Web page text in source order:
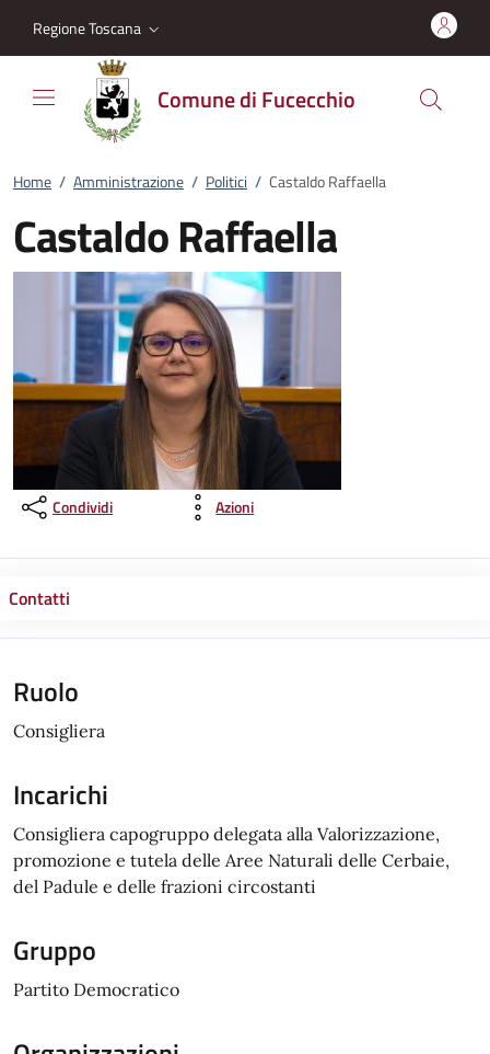
Regione Toscana
Comune di Fucecchio
Home / Amministrazione / Politici / Castaldo Raffaella
Castaldo Raffaella
Condividi Azioni
Contatti
Ruolo
Consigliera
Incarichi
Consigliera capogruppo delegata alla Valorizzazione,
promozione e tutela delle Aree Naturali delle Cerbaie,
del Padule e delle frazioni circostanti
Gruppo
Partito Democratico